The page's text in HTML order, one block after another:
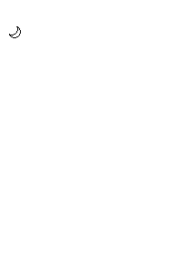
🌙